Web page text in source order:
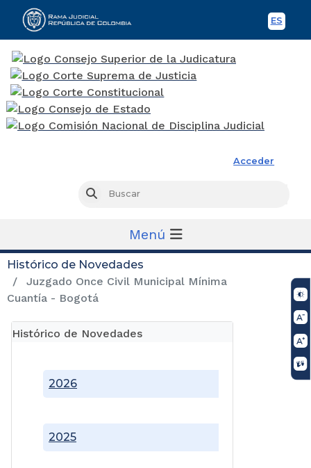
ES
Acceder
Buscar
Menú
Histórico de Novedades
Juzgado Once Civil Municipal Mínima
Cuantía - Bogotá
Histórico de Novedades
2025
2026